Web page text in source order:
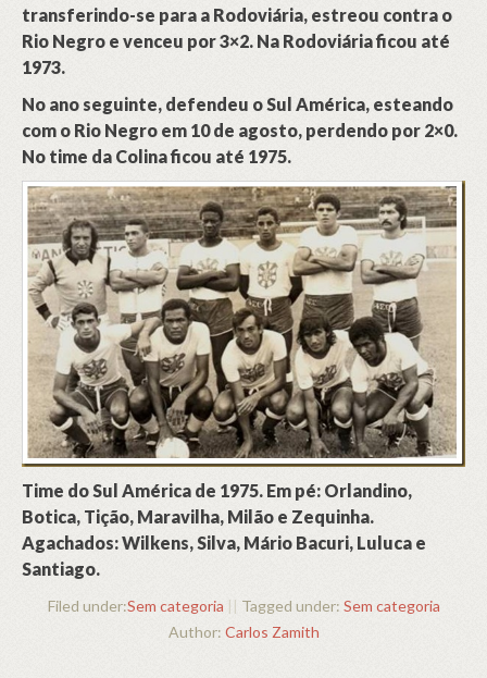
transferindo-se para a Rodoviária, estreou contra o
Rio Negro e venceu por 3×2. Na Rodoviária ficou até
1973.
No ano seguinte, defendeu o Sul América, esteando
com o Rio Negro em 10 de agosto, perdendo por 2×0.
No time da Colina ficou até 1975.
Time do Sul América de 1975. Em pé: Orlandino,
Botica, Tição, Maravilha, Milão e Zequinha.
Agachados: Wilkens, Silva, Mário Bacuri, Luluca e
Santiago.
Filed under:Sem categoria || Tagged under: Sem categoria
Author: Carlos Zamith